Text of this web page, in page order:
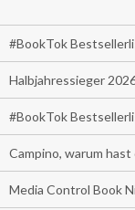
#BookTok
Halbjahressieger
#BookTok
Campino, warum hast
Media Control Book